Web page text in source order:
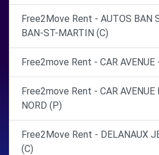
Free2Move Rent - AUTOS BAN
BAN-ST-MARTIN (C)
Free2move Rent - CAR AVENUE
Free2move Rent - CAR AVENUE
NORD (P)
Free2Move Rent - DELANAUX
(C)